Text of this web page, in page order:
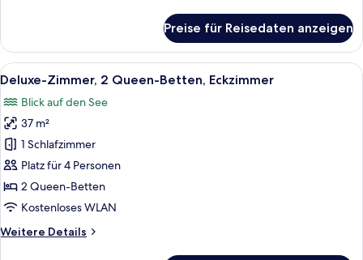
2 Queen-
Betten
Preise für Reisedaten anzeigen
Alle
Fotos
für
Deluxe-
Zimmer,
2 Queen-
Betten,
Eckzimmer
Ein Hotelzimmer mit zwei Betten,
7
Deluxe-Zimmer, 2 Queen-Betten, Eckzimmer
Blick auf den See
37 m²
1 Schlafzimmer
Platz für 4 Personen
2 Queen-Betten
Kostenloses WLAN
Weitere Details
Weitere